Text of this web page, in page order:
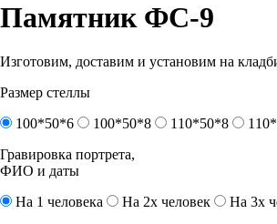
Памятник ФС-9
Изготовим, доставим и установим на
Размер стеллы
100*50*6
100*50*8 110*50*8
Гравировка портрета,
ФИО и даты
На 1 человека
На 2х человек
На 3х